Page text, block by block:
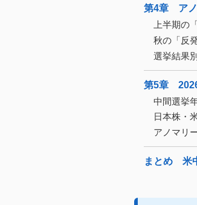
第4章 アノ
上半期の
秋の「反
選挙結果
第5章 2026
中間選挙
日本株・
アノマリ
まとめ 米